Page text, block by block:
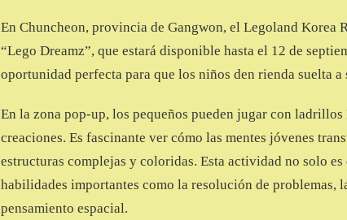
En Chuncheon, provincia de Gangwon, el Legoland Korea
“Lego Dreamz”, que estará disponible hasta el 12 de
oportunidad perfecta para que los niños den rienda suelta
En la zona pop-up, los pequeños pueden jugar con ladrillos
creaciones. Es fascinante ver cómo las mentes jóvenes
estructuras complejas y coloridas. Esta actividad no solo
habilidades importantes como la resolución de problemas,
pensamiento espacial.